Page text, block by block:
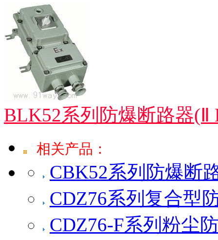
BLK52系列防爆断路器(Ⅱ
相关产品：
CBK52系列防爆断
CDZ76系列复合型
CDZ76-F系列粉尘